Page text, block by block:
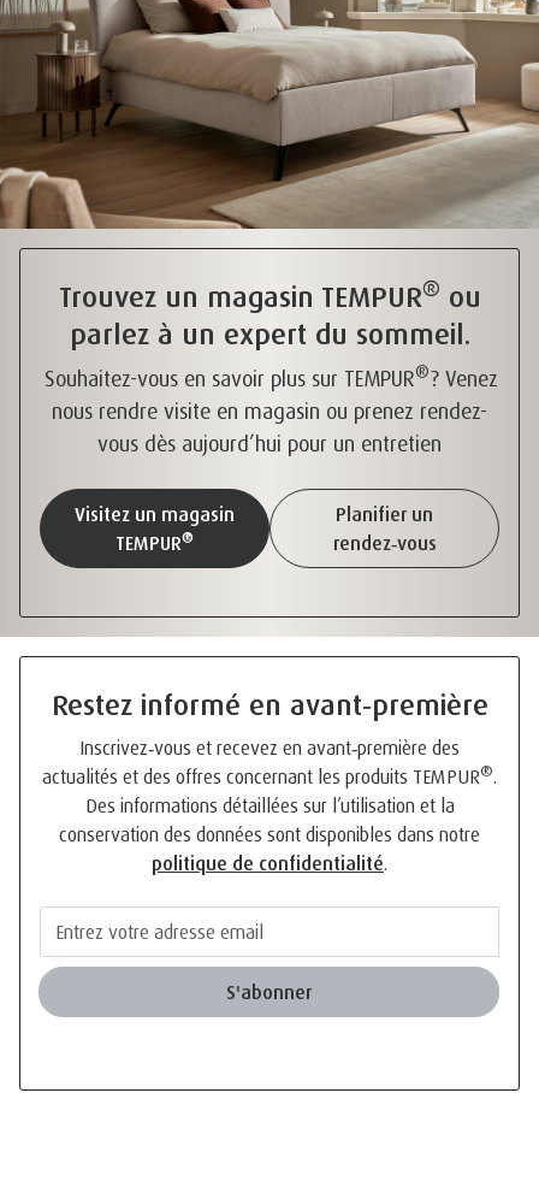
Trouvez un magasin TEMPUR® ou
parlez à un expert du sommeil.
Souhaitez-vous en savoir plus sur TEMPUR®? Venez
nous rendre visite en magasin ou prenez rendez-
vous dès aujourd’hui pour un entretien
Visitez un magasin
TEMPUR®
Planifier un
rendez‑vous
Restez informé en avant‑première
Inscrivez‑vous et recevez en avant‑première des
actualités et des offres concernant les produits TEMPUR®.
Des informations détaillées sur l’utilisation et la
conservation des données sont disponibles dans notre
politique de confidentialité.
S'abonner